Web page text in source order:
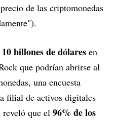
de las criptomonedas
10 billones de dólares en
que podrían abrirse al
una encuesta
filial de activos digitales
que el 96% de los